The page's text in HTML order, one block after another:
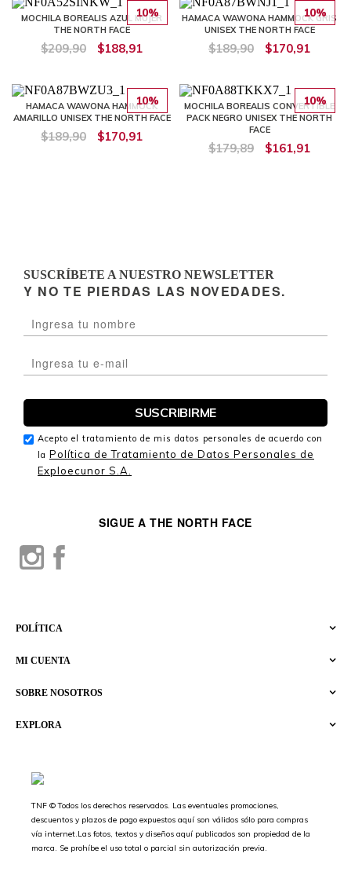
10%
MOCHILA BOREALIS AZUL MUJER
THE NORTH FACE
$209,90 $188,91
10%
HAMACA WAWONA HAMMOCK GRIS
UNISEX THE NORTH FACE
$189,90 $170,91
10%
HAMACA WAWONA HAMMOCK
AMARILLO UNISEX THE NORTH FACE
$189,90 $170,91
10%
MOCHILA BOREALIS CONVERTIBLE
PACK NEGRO UNISEX THE NORTH
FACE
$179,89 $161,91
EXPLORA
SOBRE NOSOTROS
MI CUENTA
POLÍTICA
SIGUE A THE NORTH FACE
TNF © Todos los derechos reservados. Las eventuales promociones,
descuentos y plazos de pago expuestos aquí son válidos sólo para compras
vía internet.Las fotos, textos y diseños aquí publicados son propiedad de la
marca. Se prohíbe el uso total o parcial sin autorización previa.
SUSCRÍBETE A NUESTRO NEWSLETTER
Y NO TE PIERDAS LAS NOVEDADES.
Acepto el tratamiento de mis datos personales de acuerdo con
la Política de Tratamiento de Datos Personales de
Exploecunor S.A.